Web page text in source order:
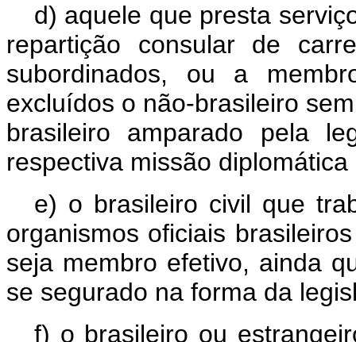
d) aquele que presta
repartição consular de
subordinados, ou a
excluídos o não-brasileiro
brasileiro amparado pela
respectiva missão
e) o brasileiro civil que
organismos oficiais
seja membro efetivo, ainda
se segurado na forma da
f) o brasileiro ou